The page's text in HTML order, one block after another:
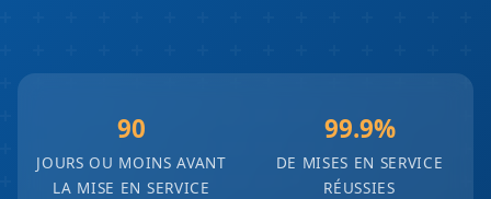
90
JOURS OU MOINS AVANT
LA MISE EN SERVICE
99.9%
DE MISES EN SERVICE
RÉUSSIES